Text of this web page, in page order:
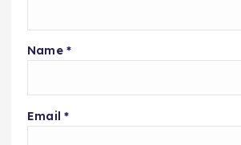
Name *
Email *